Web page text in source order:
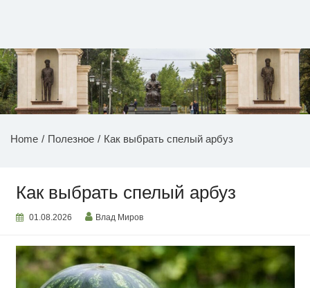
НОВОСТИ ПРИДНЕСТРОВЬЯ
Home Полезное Как выбрать спелый арбуз
Как выбрать спелый арбуз
01.08.2026 Влад Миров